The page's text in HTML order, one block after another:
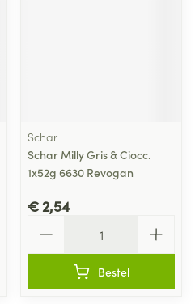
Schar
Schar Milly Gris & Ciocc.
1x52g 6630 Revogan
€ 2,54
Bestel